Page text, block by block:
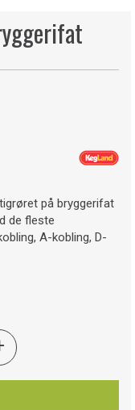
på bryggerifat
de fleste
A-kobling, D-